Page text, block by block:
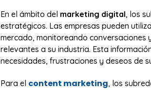
En el ámbito del marketing digital, los
estratégicos. Las empresas pueden
mercado, monitoreando conversaciones
relevantes a su industria. Esta
necesidades, frustraciones y deseos de
Para el content marketing, los